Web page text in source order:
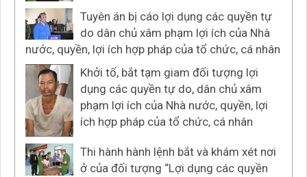
Tuyên án bị cáo lợi dụng các quyền tự
do dân chủ xâm phạm lợi ích của Nhà
nước, quyền, lợi ích hợp pháp của tổ chức, cá nhân
Khởi tố, bắt tạm giam đối tượng lợi
dụng các quyền tự do, dân chủ xâm
phạm lợi ích của Nhà nước, quyền, lợi
ích hợp pháp của tổ chức, cá nhân
Thi hành hành lệnh bắt và khám xét nơi
ở của đối tượng “Lợi dụng các quyền